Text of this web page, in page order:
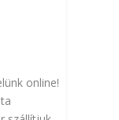
online!